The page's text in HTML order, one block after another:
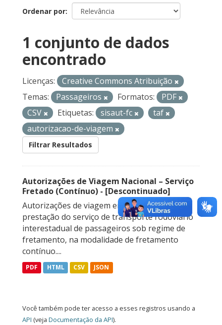
Ordenar por
1 conjunto de dados
encontrado
Licenças:
Creative Commons Atribuição
Temas:
Passageiros Formatos:
PDF
CSV
Etiquetas: sisaut-fc
taf
autorizacao-de-viagem
Filtrar Resultados
Autorizações de Viagem Nacional – Serviço
Fretado (Contínuo) - [Descontinuado]
Autorizações de viagem emitidas para a
prestação do serviço de transporte rodoviário
interestadual de passageiros sob regime de
fretamento, na modalidade de fretamento
contínuo....
PDF HTML CSV JSON
Você também pode ter acesso a esses registros usando a
API (veja Documentação da API).